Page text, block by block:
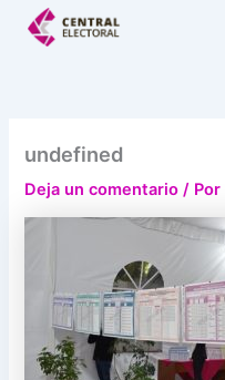
undefined
Deja un comentario / Por